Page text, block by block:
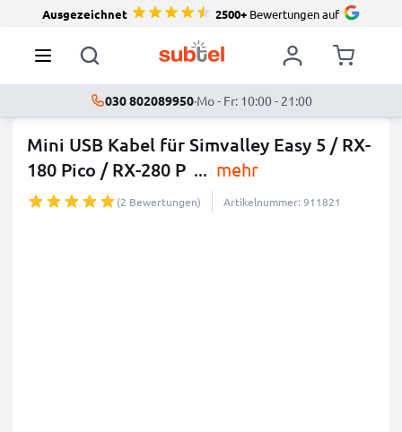
Ausgezeichnet 2500+Bewertungen auf
030 802089950·Mo - Fr: 10:00 - 21:00
Mini USB Kabel für Simvalley Easy 5 / RX-
180 Pico / RX-280 P ... mehr
(2 Bewertungen) Artikelnummer: 911821